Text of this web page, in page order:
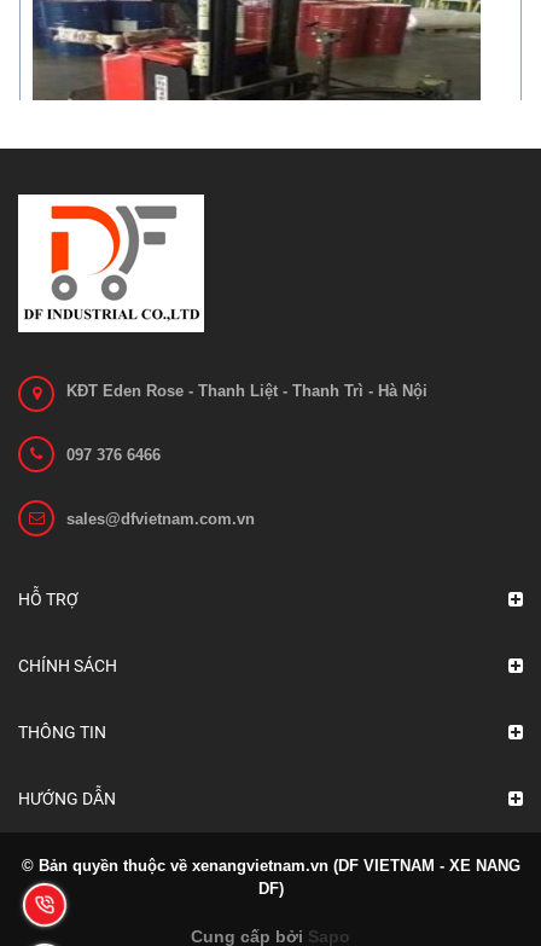
Xe nâng phi tự động Electric Stacker tả...
KĐT Eden Rose - Thanh Liệt - Thanh Trì - Hà Nội
097 376 6466
sales@dfvietnam.com.vn
HỖ TRỢ
CHÍNH SÁCH
THÔNG TIN
HƯỚNG DẪN
© Bản quyền thuộc về xenangvietnam.vn (DF VIETNAM - XE NANG
DF)
Cung cấp bởi Sapo